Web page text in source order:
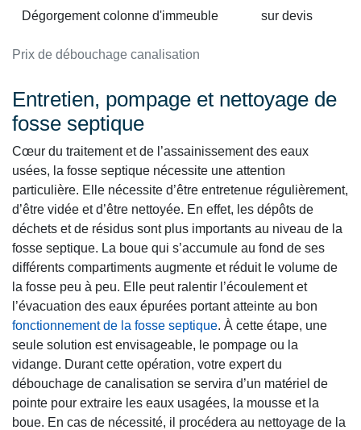
Prix de débouchage canalisation
Dégorgement colonne d'immeuble sur devis
Entretien, pompage et nettoyage de
fosse septique
Cœur du traitement et de l’assainissement des eaux
usées, la fosse septique nécessite une attention
particulière. Elle nécessite d’être entretenue régulièrement,
d’être vidée et d’être nettoyée. En effet, les dépôts de
déchets et de résidus sont plus importants au niveau de la
fosse septique. La boue qui s’accumule au fond de ses
différents compartiments augmente et réduit le volume de
la fosse peu à peu. Elle peut ralentir l’écoulement et
l’évacuation des eaux épurées portant atteinte au bon
fonctionnement de la fosse septique. À cette étape, une
seule solution est envisageable, le pompage ou la
vidange. Durant cette opération, votre expert du
débouchage de canalisation se servira d’un matériel de
pointe pour extraire les eaux usagées, la mousse et la
boue. En cas de nécessité, il procédera au nettoyage de la